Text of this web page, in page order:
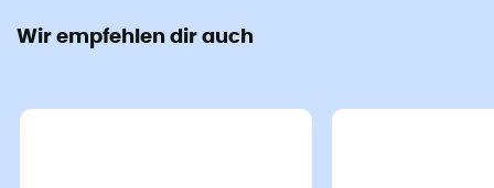
Wir empfehlen dir auch